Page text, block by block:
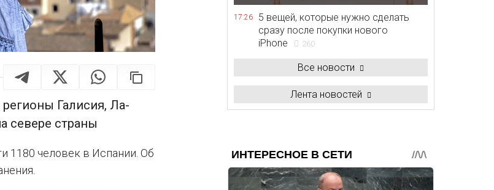
Галисия, Ла-
севере страны
1180 человек в Испании. Об
17:26
5 вещей, которые нужно сделать
сразу после покупки нового
iPhone
260
Все новости
Лента новостей